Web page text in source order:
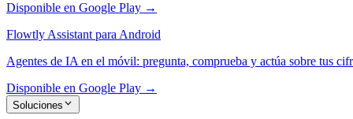
Disponible en Google Play →
Flowtly Assistant para Android
Agentes de IA en el móvil: pregunta, comprueba y actúa sobre tus
Disponible en Google Play →
Soluciones